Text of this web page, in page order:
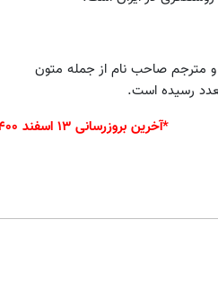
و مترجم صاحب نام از جمله متون
رسیده است.
*آخرین بروزرسانی ۱۳ اسفند ۱۴۰۰